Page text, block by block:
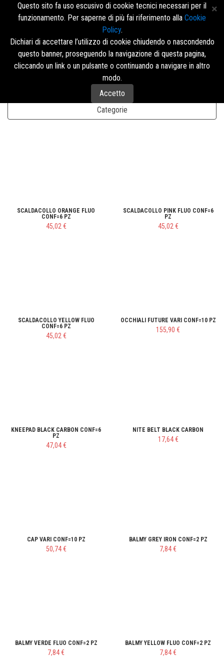
Menù
Categorie
SCALDACOLLO ORANGE FLUO
CONF=6 PZ
45,02 €
SCALDACOLLO PINK FLUO CONF=6
PZ
45,02 €
SCALDACOLLO YELLOW FLUO
CONF=6 PZ
45,02 €
OCCHIALI FUTURE VARI CONF=10 PZ
155,90 €
KNEEPAD BLACK CARBON CONF=6
PZ
47,04 €
NITE BELT BLACK CARBON
17,64 €
CAP VARI CONF=10 PZ
50,74 €
BALMY GREY IRON CONF=2 PZ
7,84 €
BALMY VERDE FLUO CONF=2 PZ
7,84 €
BALMY YELLOW FLUO CONF=2 PZ
7,84 €
Questo sito fa uso escusivo di cookie tecnici necessari per il
funzionamento. Per saperne di più fai riferimento alla Cookie
Policy.
Dichiari di accettare l’utilizzo di cookie chiudendo o nascondendo
questo banner, proseguendo la navigazione di questa pagina,
cliccando un link o un pulsante o continuando a navigare in altro
modo.
Accetto